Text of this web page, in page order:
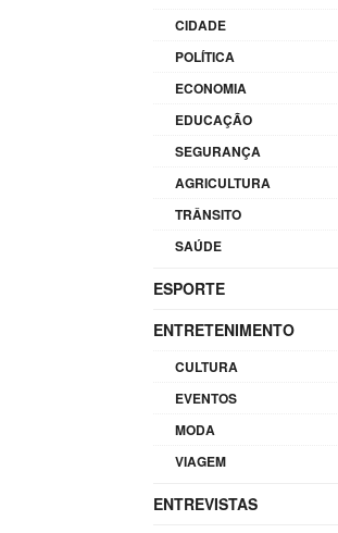
CIDADE
POLÍTICA
ECONOMIA
EDUCAÇÃO
SEGURANÇA
AGRICULTURA
TRÂNSITO
SAÚDE
ESPORTE
ENTRETENIMENTO
CULTURA
EVENTOS
MODA
VIAGEM
ENTREVISTAS